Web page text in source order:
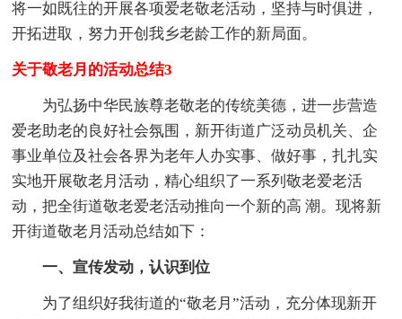
将一如既往的开展各项爱老敬老活动，坚持与时俱进，
开拓进取，努力开创我乡老龄工作的新局面。
关于敬老月的活动总结3
为弘扬中华民族尊老敬老的传统美德，进一步营造
爱老助老的良好社会氛围，新开街道广泛动员机关、企
事业单位及社会各界为老年人办实事、做好事，扎扎实
实地开展敬老月活动，精心组织了一系列敬老爱老活
动，把全街道敬老爱老活动推向一个新的高 潮。现将新
开街道敬老月活动总结如下：
一、宣传发动，认识到位
为了组织好我街道的“敬老月”活动，充分体现新开